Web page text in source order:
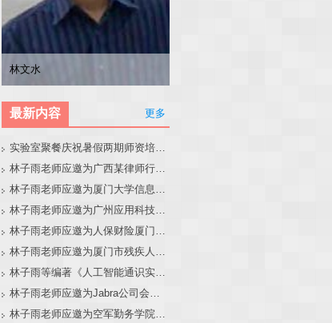
林子雨
张东站
林文水
冯少荣
最新内容 更多
实验室聚餐庆祝暑假两期师资培训班圆满结束
林子雨老师应邀为广西某律师行业培训班做大模型和智能体讲座
林子雨老师应邀为厦门大学信息学院全国中学生夏令营做大模型讲座
林子雨老师应邀为广州应用科技学院做大模型和智能体讲座
林子雨老师应邀为人保财险厦门分公司做大模型和智能体讲座
林子雨老师应邀为厦门市残疾人联合会做大模型和智能体讲座
林子雨等编著《人工智能通识实践教程》教材官网
林子雨老师应邀为Jabra公司会议做大模型和智能体报告
林子雨老师应邀为空军勤务学院做大模型和智能体讲座